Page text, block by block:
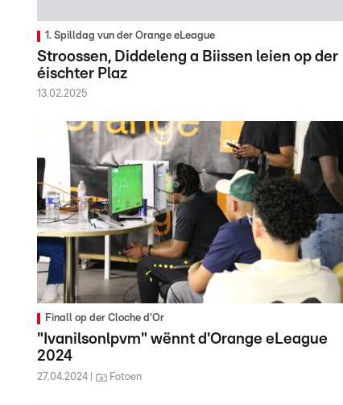
1. Spilldag vun der Orange eLeague
Stroossen, Diddeleng a Biissen leien op der
éischter Plaz
13.02.2025
Finall op der Cloche d'Or
"Ivanilsonlpvm" wënnt d'Orange eLeague
2024
27.04.2024 Fotoen